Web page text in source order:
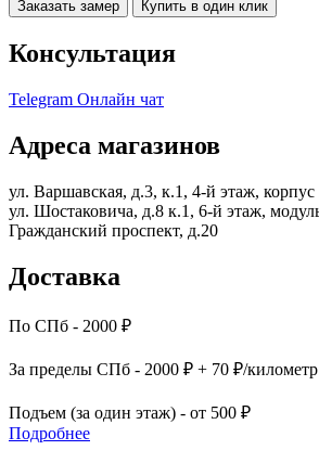
Заказать замер Купить в один клик
Консультация
Telegram Онлайн чат
Адреса магазинов
ул. Варшавская, д.3, к.1, 4-й этаж,
ул. Шостаковича, д.8 к.1, 6-й этаж,
Гражданский проспект, д.20
Доставка
По СПб - 2000 ₽
За пределы СПб - 2000 ₽ + 70 ₽/километр
Подъем (за один этаж) - от 500 ₽
Подробнее